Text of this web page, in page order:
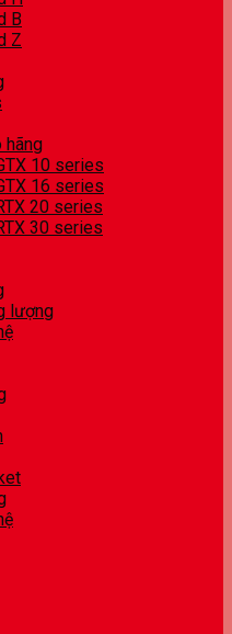
B
Z
hãng
10 series
16 series
20 series
30 series
lượng